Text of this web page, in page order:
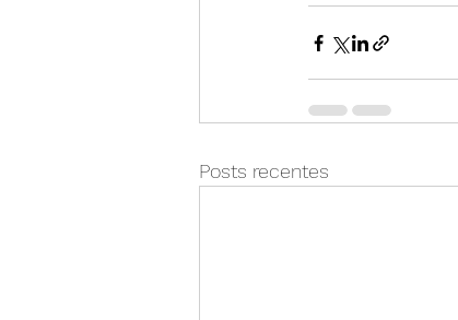
Posts recentes